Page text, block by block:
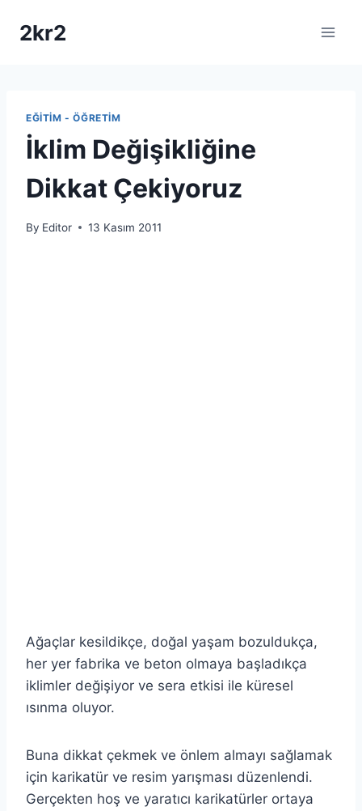
2kr2
EĞITIM - ÖĞRETIM
İklim Değişikliğine
Dikkat Çekiyoruz
By Editor 13 Kasım 2011
Ağaçlar kesildikçe, doğal yaşam bozuldukça,
her yer fabrika ve beton olmaya başladıkça
iklimler değişiyor ve sera etkisi ile küresel
ısınma oluyor.
Buna dikkat çekmek ve önlem almayı sağlamak
için karikatür ve resim yarışması düzenlendi.
Gerçekten hoş ve yaratıcı karikatürler ortaya